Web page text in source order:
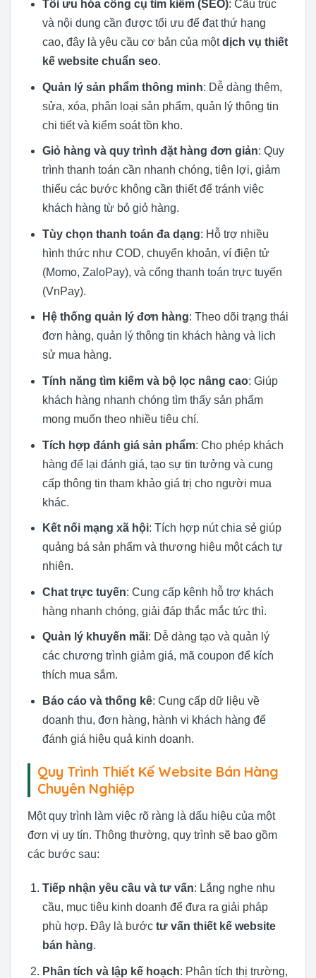
Tối ưu hóa công cụ tìm kiếm (SEO): Cấu trúc
và nội dung cần được tối ưu để đạt thứ hạng
cao, đây là yêu cầu cơ bản của mộtdịch vụ thiết
kế website chuẩn seo.
Quản lý sản phẩm thông minh: Dễ dàng thêm,
sửa, xóa, phân loại sản phẩm, quản lý thông tin
chi tiết và kiểm soát tồn kho.
Giỏ hàng và quy trình đặt hàng đơn giản: Quy
trình thanh toán cần nhanh chóng, tiện lợi, giảm
thiểu các bước không cần thiết để tránh việc
khách hàng từ bỏ giỏ hàng.
Tùy chọn thanh toán đa dạng: Hỗ trợ nhiều
hình thức như COD, chuyển khoản, ví điện tử
(Momo, ZaloPay), và cổng thanh toán trực tuyến
(VnPay).
Hệ thống quản lý đơn hàng: Theo dõi trạng thái
đơn hàng, quản lý thông tin khách hàng và lịch
sử mua hàng.
Tính năng tìm kiếm và bộ lọc nâng cao: Giúp
khách hàng nhanh chóng tìm thấy sản phẩm
mong muốn theo nhiều tiêu chí.
Tích hợp đánh giá sản phẩm: Cho phép khách
hàng để lại đánh giá, tạo sự tin tưởng và cung
cấp thông tin tham khảo giá trị cho người mua
khác.
Kết nối mạng xã hội: Tích hợp nút chia sẻ giúp
quảng bá sản phẩm và thương hiệu một cách tự
nhiên.
Chat trực tuyến: Cung cấp kênh hỗ trợ khách
hàng nhanh chóng, giải đáp thắc mắc tức thì.
Quản lý khuyến mãi: Dễ dàng tạo và quản lý
các chương trình giảm giá, mã coupon để kích
thích mua sắm.
Báo cáo và thống kê: Cung cấp dữ liệu về
doanh thu, đơn hàng, hành vi khách hàng để
đánh giá hiệu quả kinh doanh.
Quy Trình Thiết Kế Website Bán Hàng
Chuyên Nghiệp
Một quy trình làm việc rõ ràng là dấu hiệu của một
đơn vị uy tín. Thông thường, quy trình sẽ bao gồm
các bước sau:
Tiếp nhận yêu cầu và tư vấn: Lắng nghe nhu
cầu, mục tiêu kinh doanh để đưa ra giải pháp
phù hợp. Đây là bước tư vấn thiết kế website
bán hàng.
Phân tích và lập kế hoạch: Phân tích thị trường,